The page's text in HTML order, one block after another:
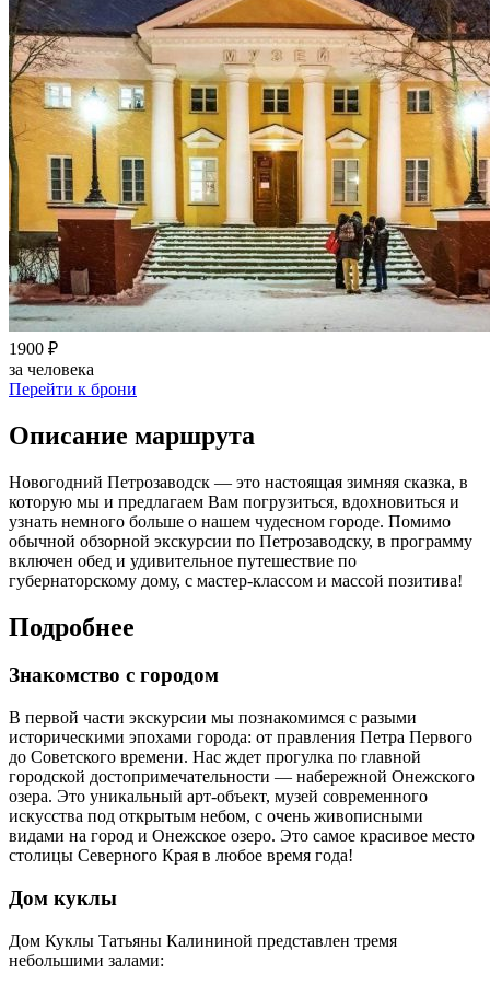
1900 ₽
за человека
Перейти к брони
Описание маршрута
Новогодний Петрозаводск — это настоящая зимняя сказка, в
которую мы и предлагаем Вам погрузиться, вдохновиться и
узнать немного больше о нашем чудесном городе. Помимо
обычной обзорной экскурсии по Петрозаводску, в программу
включен обед и удивительное путешествие по
губернаторскому дому, с мастер-классом и массой позитива!
Подробнее
Знакомство с городом
В первой части экскурсии мы познакомимся с разыми
историческими эпохами города: от правления Петра Первого
до Советского времени. Нас ждет прогулка по главной
городской достопримечательности — набережной Онежского
озера. Это уникальный арт-объект, музей современного
искусства под открытым небом, с очень живописными
видами на город и Онежское озеро. Это самое красивое место
столицы Северного Края в любое время года!
Дом куклы
Дом Куклы Татьяны Калининой представлен тремя
небольшими залами: